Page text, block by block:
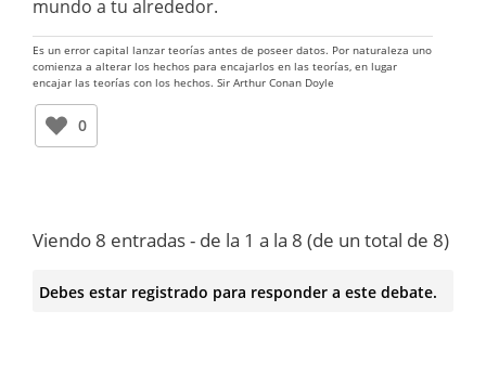
mundo a tu alrededor.
Es un error capital lanzar teorías antes de poseer datos. Por naturaleza uno
comienza a alterar los hechos para encajarlos en las teorías, en lugar
encajar las teorías con los hechos. Sir Arthur Conan Doyle
0
Viendo 8 entradas - de la 1 a la 8 (de un total de 8)
Debes estar registrado para responder a este debate.